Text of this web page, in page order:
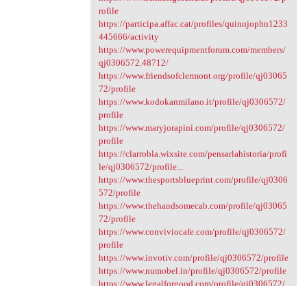
rofile
https://participa.affac.cat/profiles/quinnjophn1233
445666/activity
https://www.powerequipmentforum.com/members/
qj0306572.48712/
https://www.friendsofclermont.org/profile/qj03065
72/profile
https://www.kodokanmilano.it/profile/qj0306572/
profile
https://www.maryjorapini.com/profile/qj0306572/
profile
https://clarrobla.wixsite.com/pensarlahistoria/profi
le/qj0306572/profile...
https://www.thesportsblueprint.com/profile/qj0306
572/profile
https://www.thehandsomecab.com/profile/qj03065
72/profile
https://www.conviviocafe.com/profile/qj0306572/
profile
https://www.invotiv.com/profile/qj0306572/profile
https://www.numobel.in/profile/qj0306572/profile
https://www.legalforgood.com/profile/qj0306572/